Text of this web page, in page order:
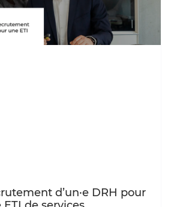
d’un·e DRH pour